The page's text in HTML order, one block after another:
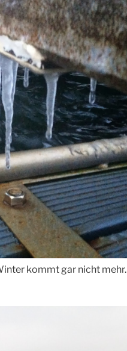
kommt gar nicht mehr.